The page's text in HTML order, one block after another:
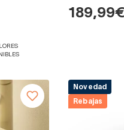
189,99€
Novedad
Rebajas